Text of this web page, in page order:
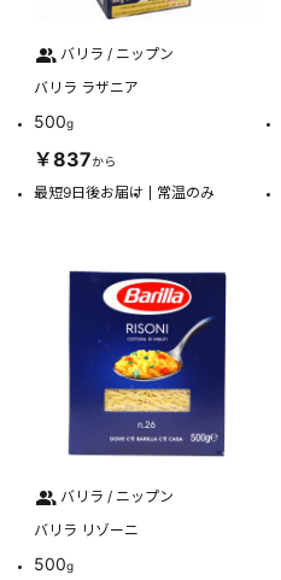
バリラ / ニップン
バリラ ラザニア
500g
￥837から
最短9日後お届け 常温のみ
バリラ / ニップン
バリラ リゾーニ
500g